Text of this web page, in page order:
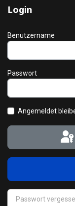
Login
Benutzername
Passwort
Angemeldet
Passwort